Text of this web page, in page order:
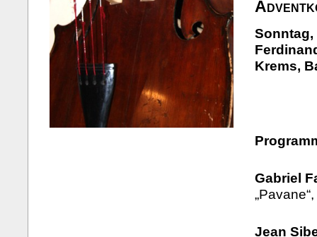
Sonntag,
Krems,
Gabriel
Jean